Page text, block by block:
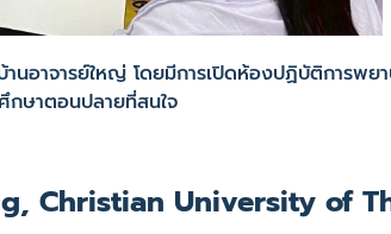
าจารย์ใหญ่ โดยมีการเปิดห้องปฏิบัติการพย
ษาตอนปลายที่สนใจ
Christian University of